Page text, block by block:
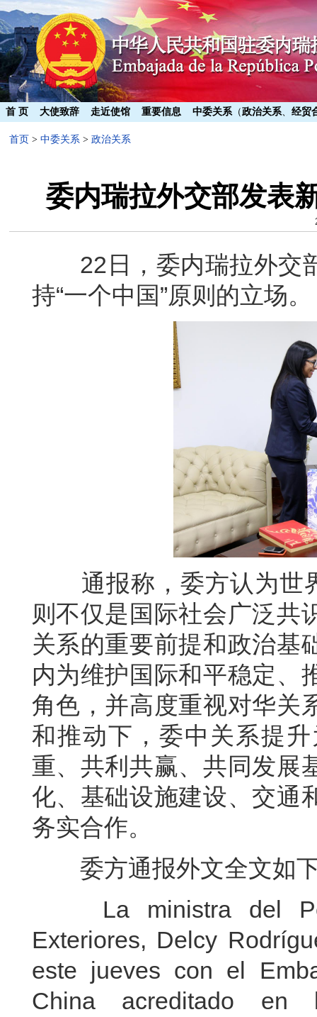
首 页 大使致辞 走近使馆 重要信息 中委关系（政治关系、 经贸
首页 > 中委关系> 政治关系
委内瑞拉外交部发表
22日，委内瑞拉外交
持“一个中国”原则的立场。
通报称，委方认为世界
则不仅是国际社会广泛共
关系的重要前提和政治基
内为维护国际和平稳定、
角色，并高度重视对华关
和推动下，委中关系提
重、共利共赢、共同发展
化、基础设施建设、交通
务实合作。
委方通报外文全文如
La ministra del
Exteriores, Delcy
este jueves con el
China acreditado en